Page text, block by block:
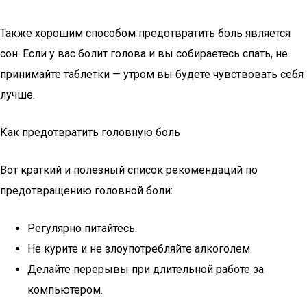
Также хорошим способом предотвратить боль является
сон. Если у вас болит голова и вы собираетесь спать, не
принимайте таблетки — утром вы будете чувствовать себя
лучше.
Как предотвратить головную боль
Вот краткий и полезный список рекомендаций по
предотвращению головной боли:
Регулярно питайтесь.
Не курите и не злоупотребляйте алкоголем.
Делайте перерывы при длительной работе за
компьютером.